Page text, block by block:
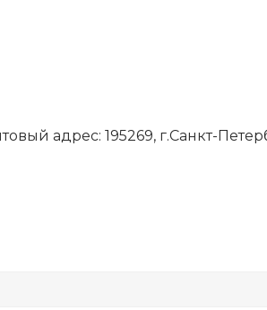
адрес: 195269, г.Санкт-